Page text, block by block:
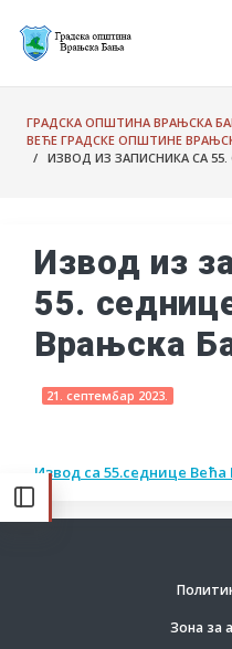
ГРАДСКА ОПШТИНА ВРАЊСКА
ВЕЋЕ ГРАДСКЕ ОПШТИНЕ
/ ИЗВОД ИЗ ЗАПИСНИКА СА
Извод из
55.
Врањска
21. септембар 2023.
Извод са 55.седнице
Зона за